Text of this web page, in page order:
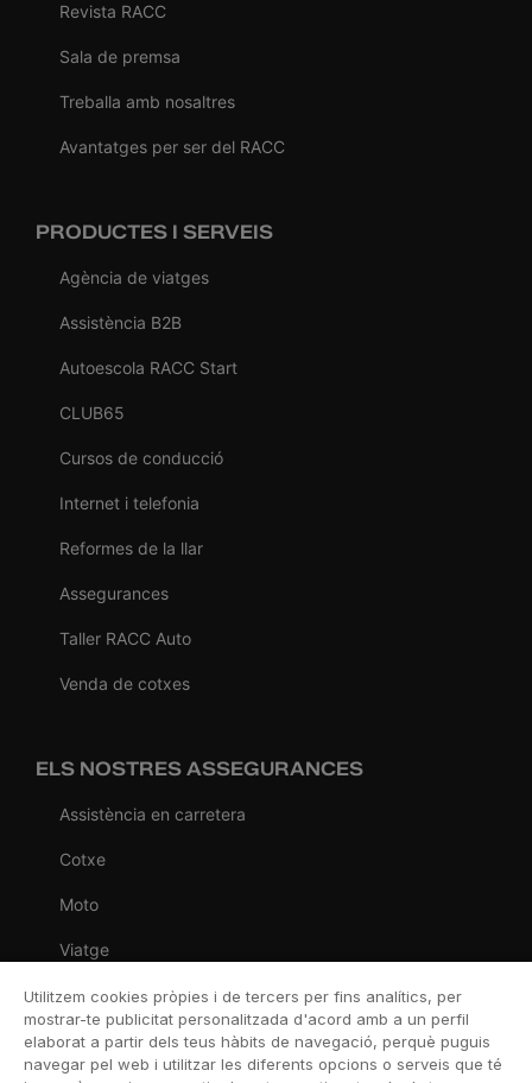
Revista RACC
Sala de premsa
Treballa amb nosaltres
Avantatges per ser del RACC
PRODUCTES I SERVEIS
Agència de viatges
Assistència B2B
Autoescola RACC Start
CLUB65
Cursos de conducció
Internet i telefonia
Reformes de la llar
Assegurances
Taller RACC Auto
Venda de cotxes
ELS NOSTRES ASSEGURANCES
Assistència en carretera
Cotxe
Moto
Viatge
Llar
Vida
Utilitzem cookies pròpies i de tercers per fins analítics, per
mostrar-te publicitat personalitzada d'acord amb a un perfil
elaborat a partir dels teus hàbits de navegació, perquè puguis
navegar pel web i utilitzar les diferents opcions o serveis que té